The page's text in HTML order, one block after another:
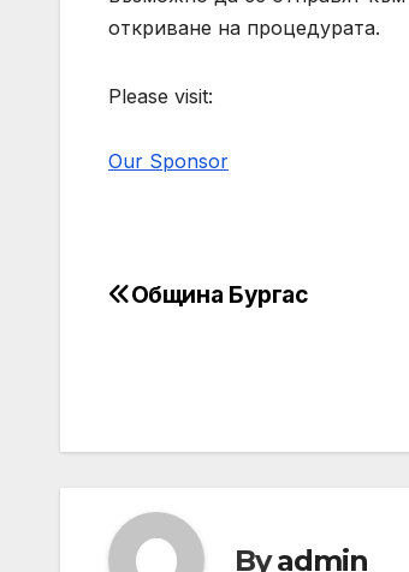
откриване на процедурата.
Please visit:
Our Sponsor
Post
Община Бургас
Byadmin